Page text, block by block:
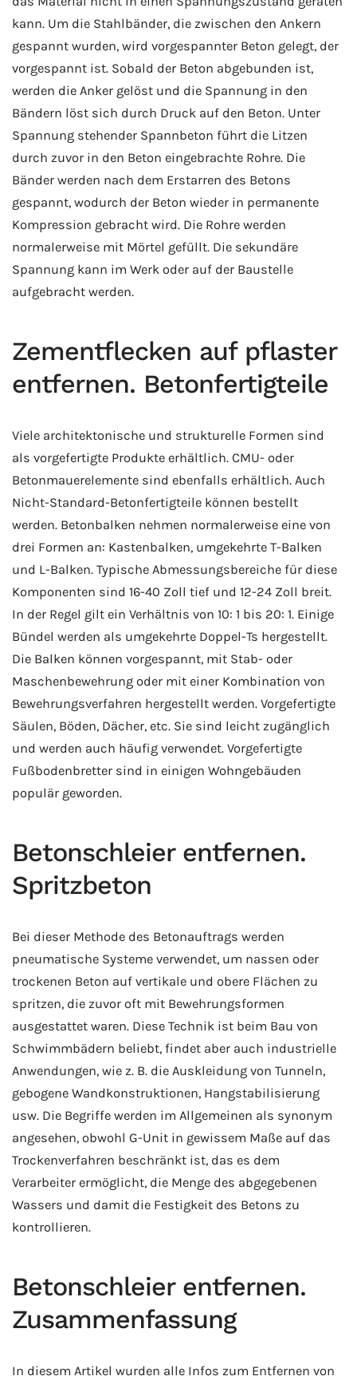
kann. Um die Stahlbänder, die zwischen den Ankern
gespannt wurden, wird vorgespannter Beton gelegt, der
vorgespannt ist. Sobald der Beton abgebunden ist,
werden die Anker gelöst und die Spannung in den
Bändern löst sich durch Druck auf den Beton. Unter
Spannung stehender Spannbeton führt die Litzen
durch zuvor in den Beton eingebrachte Rohre. Die
Bänder werden nach dem Erstarren des Betons
gespannt, wodurch der Beton wieder in permanente
Kompression gebracht wird. Die Rohre werden
normalerweise mit Mörtel gefüllt. Die sekundäre
Spannung kann im Werk oder auf der Baustelle
aufgebracht werden.
Zementflecken auf pflaster
entfernen. Betonfertigteile
Viele architektonische und strukturelle Formen sind
als vorgefertigte Produkte erhältlich. CMU- oder
Betonmauerelemente sind ebenfalls erhältlich. Auch
Nicht-Standard-Betonfertigteile können bestellt
werden. Betonbalken nehmen normalerweise eine von
drei Formen an: Kastenbalken, umgekehrte T-Balken
und L-Balken. Typische Abmessungsbereiche für diese
Komponenten sind 16-40 Zoll tief und 12-24 Zoll breit.
In der Regel gilt ein Verhältnis von 10: 1 bis 20: 1. Einige
Bündel werden als umgekehrte Doppel-Ts hergestellt.
Die Balken können vorgespannt, mit Stab- oder
Maschenbewehrung oder mit einer Kombination von
Bewehrungsverfahren hergestellt werden. Vorgefertigte
Säulen, Böden, Dächer, etc. Sie sind leicht zugänglich
und werden auch häufig verwendet. Vorgefertigte
Fußbodenbretter sind in einigen Wohngebäuden
populär geworden.
Betonschleier entfernen.
Spritzbeton
Bei dieser Methode des Betonauftrags werden
pneumatische Systeme verwendet, um nassen oder
trockenen Beton auf vertikale und obere Flächen zu
spritzen, die zuvor oft mit Bewehrungsformen
ausgestattet waren. Diese Technik ist beim Bau von
Schwimmbädern beliebt, findet aber auch industrielle
Anwendungen, wie z. B. die Auskleidung von Tunneln,
gebogene Wandkonstruktionen, Hangstabilisierung
usw. Die Begriffe werden im Allgemeinen als synonym
angesehen, obwohl G-Unit in gewissem Maße auf das
Trockenverfahren beschränkt ist, das es dem
Verarbeiter ermöglicht, die Menge des abgegebenen
Wassers und damit die Festigkeit des Betons zu
kontrollieren.
Betonschleier entfernen.
Zusammenfassung
In diesem Artikel wurden alle Infos zum Entfernen von